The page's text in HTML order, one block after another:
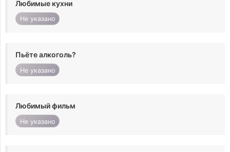
Любимые кухни
Не указано
Пьёте алкоголь?
Не указано
Любимый фильм
Не указано